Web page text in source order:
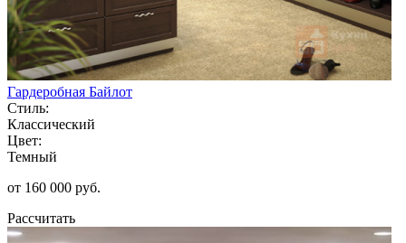
Гардеробная Байлот
Стиль:
Классический
Цвет:
Темный
от 160 000 руб.
Рассчитать